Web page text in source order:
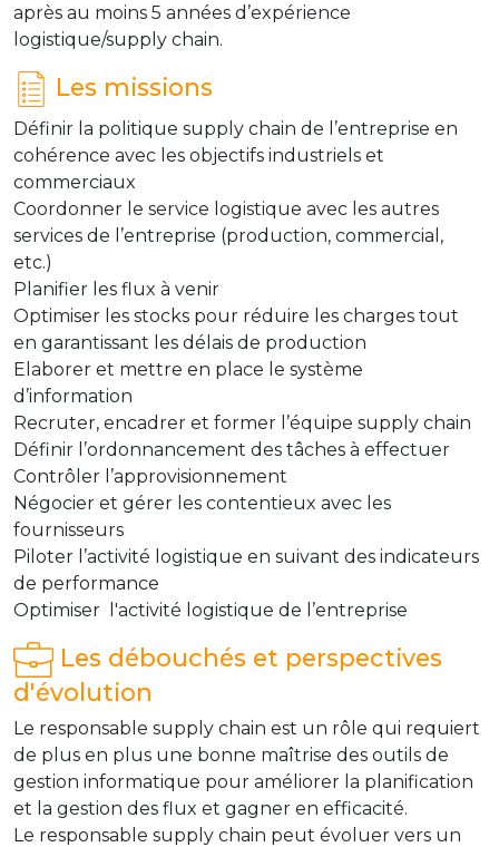
après au moins 5 années d’expérience
logistique/supply chain.
Les missions
Définir la politique supply chain de l’entreprise en
cohérence avec les objectifs industriels et
commerciaux
Coordonner le service logistique avec les autres
services de l’entreprise (production, commercial,
etc.)
Planifier les flux à venir
Optimiser les stocks pour réduire les charges tout
en garantissant les délais de production
Elaborer et mettre en place le système
d’information
Recruter, encadrer et former l’équipe supply chain
Définir l’ordonnancement des tâches à effectuer
Contrôler l’approvisionnement
Négocier et gérer les contentieux avec les
fournisseurs
Piloter l’activité logistique en suivant des indicateurs
de performance
Optimiser l'activité logistique de l’entreprise
Les débouchés et perspectives
d'évolution
Le responsable supply chain est un rôle qui requiert
de plus en plus une bonne maîtrise des outils de
gestion informatique pour améliorer la planification
et la gestion des flux et gagner en efficacité.
Le responsable supply chain peut évoluer vers un